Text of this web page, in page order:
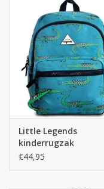
Little Legends
kinderrugzak
Backpack L - Croco
€44,95